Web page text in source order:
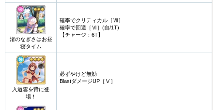
渚のなぎさはお昼
寝タイム
確率でクリティカル［Ⅶ］
確率で回避［Ⅵ］(自/1T)
【チャージ：6T】
入道雲を背に登
場！
必ずやけど無効
BlastダメージUP［Ⅴ］